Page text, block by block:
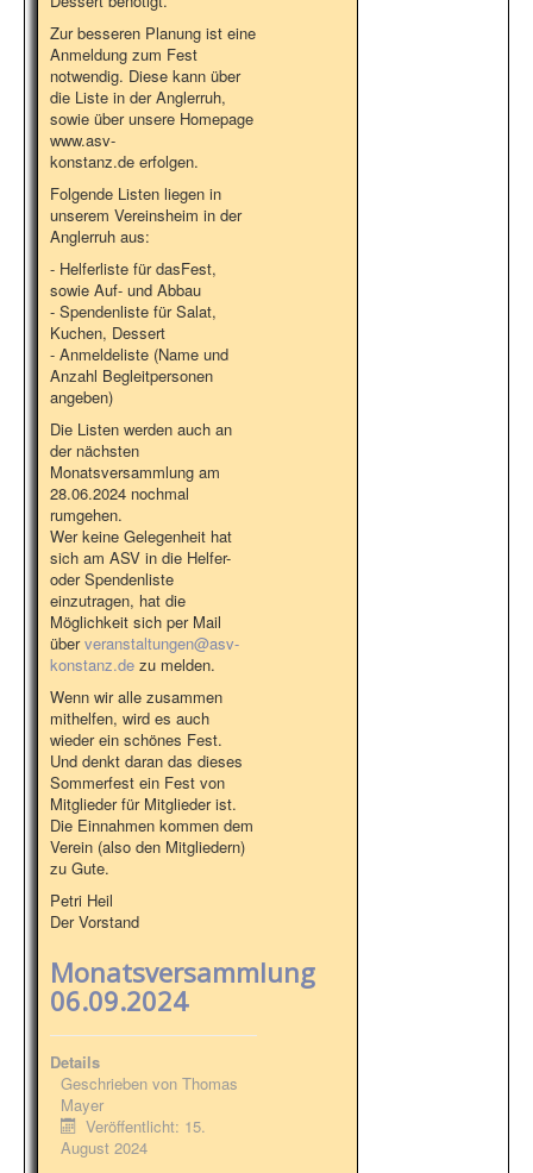
Zur besseren Planung ist eine
Anmeldung zum Fest
notwendig. Diese kann über
die Liste in der Anglerruh,
sowie über unsere Homepage
www.asv-
konstanz.de erfolgen.
Folgende Listen liegen in
unserem Vereinsheim in der
Anglerruh aus:
- Helferliste für dasFest,
sowie Auf- und Abbau
- Spendenliste für Salat,
Kuchen, Dessert
- Anmeldeliste (Name und
Anzahl Begleitpersonen
angeben)
Die Listen werden auch an
der nächsten
Monatsversammlung am
28.06.2024 nochmal
rumgehen.
Wer keine Gelegenheit hat
sich am ASV in die Helfer-
oder Spendenliste
einzutragen, hat die
Möglichkeit sich per Mail
überveranstaltungen@asv-
konstanz.de zu melden.
Wenn wir alle zusammen
mithelfen, wird es auch
wieder ein schönes Fest.
Und denkt daran das dieses
Sommerfest ein Fest von
Mitglieder für Mitglieder ist.
Die Einnahmen kommen dem
Verein (also den Mitgliedern)
zu Gute.
Petri Heil
Der Vorstand
Monatsversammlung
06.09.2024
Details
Geschrieben von Thomas
Mayer
Veröffentlicht: 15.
August 2024